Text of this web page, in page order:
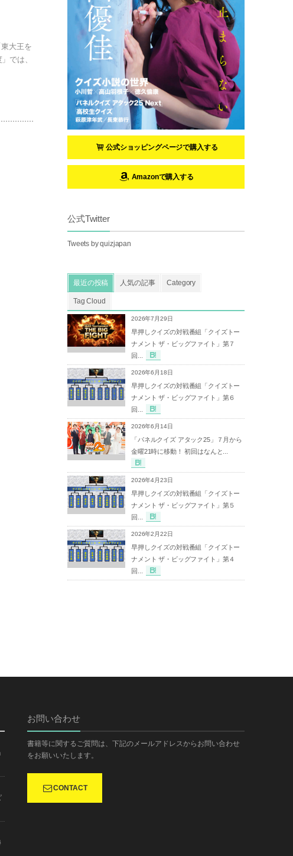
大王を
では、
公式ショッピングページで購入する
Amazonで購入する
公式Twitter
Tweets by quizjapan
最近の投稿 人気の記事 Category
Tag Cloud
2026年7月29日
早押しクイズの対戦番組「クイズトー
ナメント ザ・ビッグファイト」第７
回...
2026年6月18日
早押しクイズの対戦番組「クイズトー
ナメント ザ・ビッグファイト」第６
回...
2026年6月14日
「パネルクイズ アタック25」７月から
金曜21時に移動！ 初回はなんと...
2026年4月23日
早押しクイズの対戦番組「クイズトー
ナメント ザ・ビッグファイト」第５
回...
2026年2月22日
早押しクイズの対戦番組「クイズトー
ナメント ザ・ビッグファイト」第４
回...
お問い合わせ
書籍等に関するご質問は、下記のメールアドレスからお問い合わせ
をお願いいたします。
CONTACT